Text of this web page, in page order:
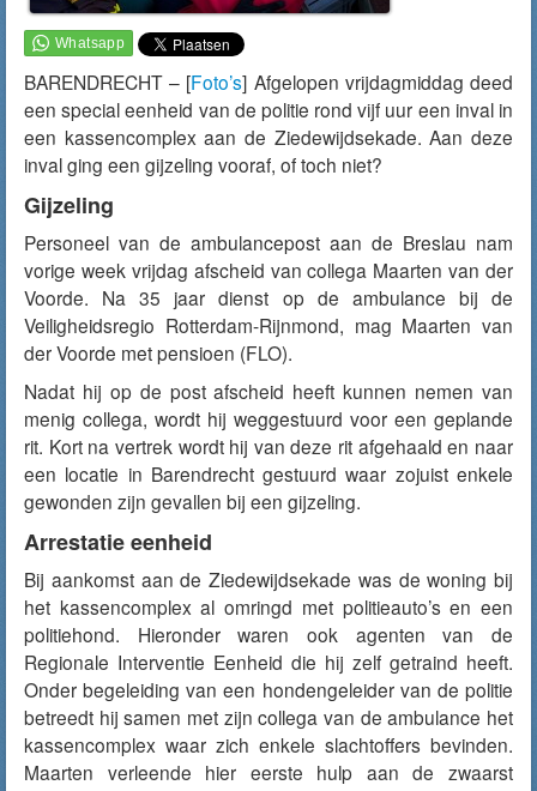
BARENDRECHT – [Foto’s] Afgelopen vrijdagmiddag deed
een special eenheid van de politie rond vijf uur een inval in
een kassencomplex aan de Ziedewijdsekade. Aan deze
inval ging een gijzeling vooraf, of toch niet?
Gijzeling
Personeel van de ambulancepost aan de Breslau nam
vorige week vrijdag afscheid van collega Maarten van der
Voorde. Na 35 jaar dienst op de ambulance bij de
Veiligheidsregio Rotterdam-Rijnmond, mag Maarten van
der Voorde met pensioen (FLO).
Nadat hij op de post afscheid heeft kunnen nemen van
menig collega, wordt hij weggestuurd voor een geplande
rit. Kort na vertrek wordt hij van deze rit afgehaald en naar
een locatie in Barendrecht gestuurd waar zojuist enkele
gewonden zijn gevallen bij een gijzeling.
Arrestatie eenheid
Bij aankomst aan de Ziedewijdsekade was de woning bij
het kassencomplex al omringd met politieauto’s en een
politiehond. Hieronder waren ook agenten van de
Regionale Interventie Eenheid die hij zelf getraind heeft.
Onder begeleiding van een hondengeleider van de politie
betreedt hij samen met zijn collega van de ambulance het
kassencomplex waar zich enkele slachtoffers bevinden.
Maarten verleende hier eerste hulp aan de zwaarst